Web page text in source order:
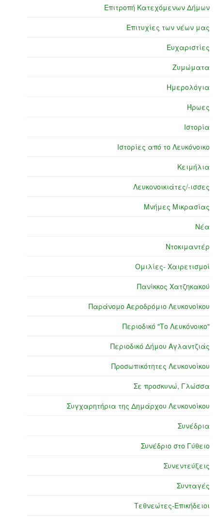
Επιτροπή Κατεχόμενων Δήμων
Επιτυχίες των νέων μας
Ευχαριστίες
Ζυμώματα
Ημερολόγια
Ήρωες
Ιστορία
Ιστορίες από το Λευκόνοικο
Κειμήλια
Λευκονοικιάτες/-ισσες
Μνήμες Μικρασίας
Νέα
Ντοκιμαντέρ
Ομιλίες- Χαιρετισμοί
Πανίκκος Χατζηκακού
Παράνομο Αεροδρόμιο Λευκονοίκου
Περιοδικό "Το Λευκόνοικο"
Περιοδικό Δήμου Αγλαντζιάς
Προσωπικότητες Λευκονοίκου
Σε προσκυνώ, Γλώσσα
Συγχαρητήρια της Δημάρχου Λευκονοίκου
Συνέδρια
Συνέδριο στο Γύθειο
Συνεντεύξεις
Συνταγές
Τεθνεώτες-Επικήδειοι